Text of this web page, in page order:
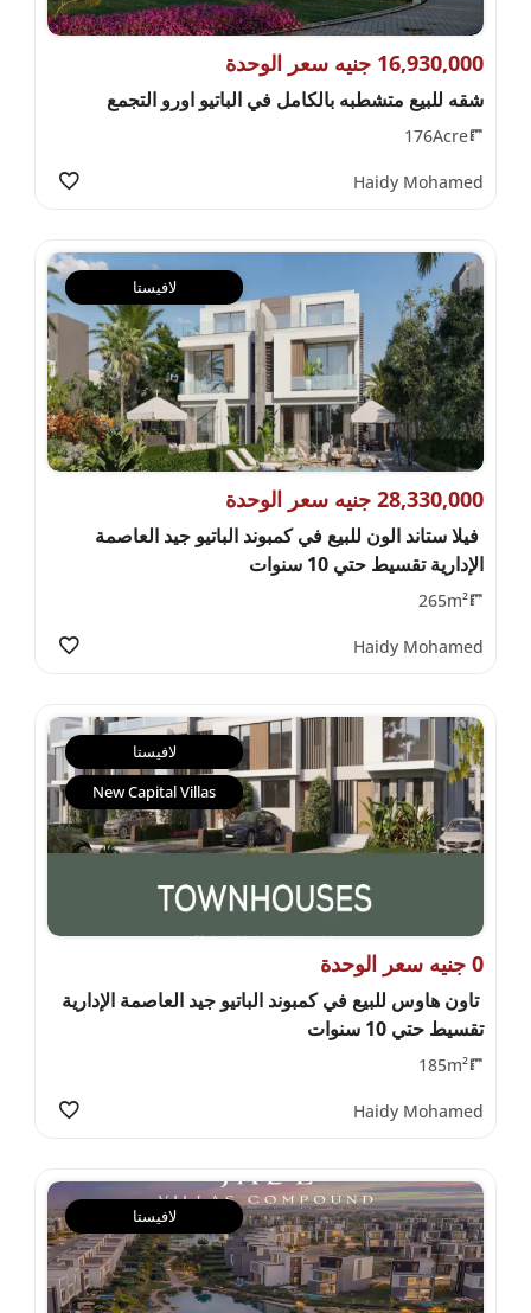
16,930,000 جنيه سعر الوحدة
شقه للبيع متشطبه بالكامل في الباتيو اورو التجمع
176Acre
Haidy Mohamed
لافيستا
28,330,000 جنيه سعر الوحدة
فيلا ستاند الون للبيع في كمبوند الباتيو جيد العاصمة
الإدارية تقسيط حتي 10 سنوات
265m²
Haidy Mohamed
لافيستا
New Capital Villas
0 جنيه سعر الوحدة
تاون هاوس للبيع في كمبوند الباتيو جيد العاصمة الإدارية
تقسيط حتي 10 سنوات
185m²
Haidy Mohamed
لافيستا